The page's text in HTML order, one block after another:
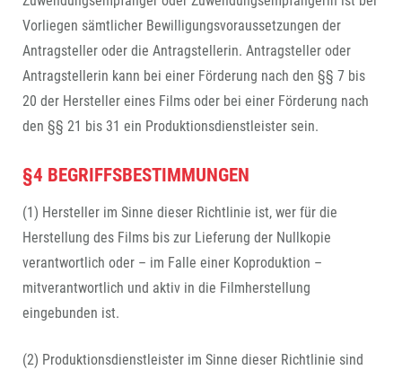
Vorliegen sämtlicher Bewilligungsvoraussetzungen der
Antragsteller oder die Antragstellerin. Antragsteller oder
Antragstellerin kann bei einer Förderung nach den §§ 7 bis
20 der Hersteller eines Films oder bei einer Förderung nach
den §§ 21 bis 31 ein Produktionsdienstleister sein.
§4 BEGRIFFSBESTIMMUNGEN
(1) Hersteller im Sinne dieser Richtlinie ist, wer für die
Herstellung des Films bis zur Lieferung der Nullkopie
verantwortlich oder – im Falle einer Koproduktion –
mitverantwortlich und aktiv in die Filmherstellung
eingebunden ist.
(2) Produktionsdienstleister im Sinne dieser Richtlinie sind